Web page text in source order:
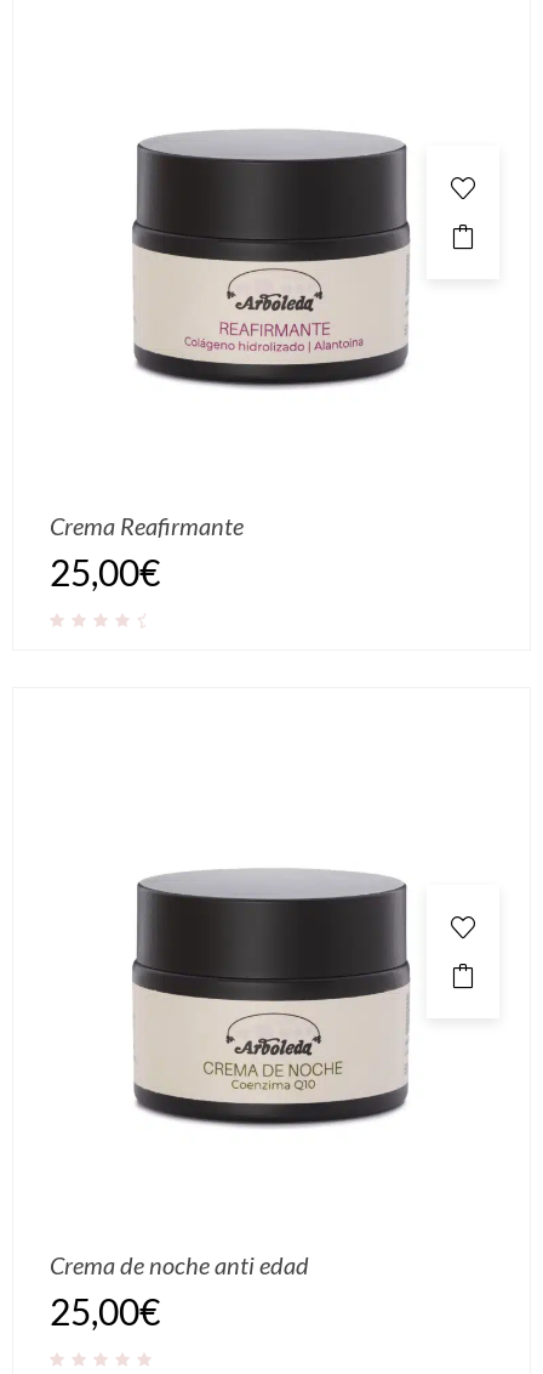
Crema Reafirmante
25,00€
Crema de noche anti edad
25,00€